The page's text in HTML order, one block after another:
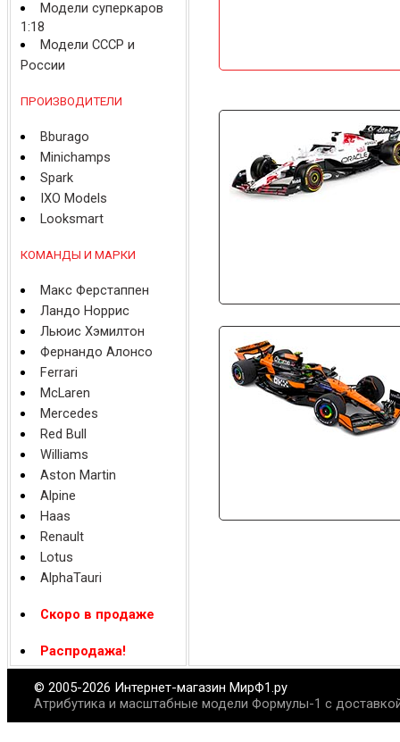
Модели суперкаров
1:18
Модели СССР и
России
ПРОИЗВОДИТЕЛИ
Bburago
Minichamps
Spark
IXO Models
Looksmart
КОМАНДЫ И МАРКИ
Макс Ферстаппен
Ландо Норрис
Льюис Хэмилтон
Фернандо Алонсо
Ferrari
McLaren
Mercedes
Red Bull
Williams
Aston Martin
Alpine
Haas
Renault
Lotus
AlphaTauri
Скоро в продаже
Распродажа!
© 2005-2026 Интернет-магазин МирФ1.ру
Атрибутика и масштабные модели Формулы-1 с